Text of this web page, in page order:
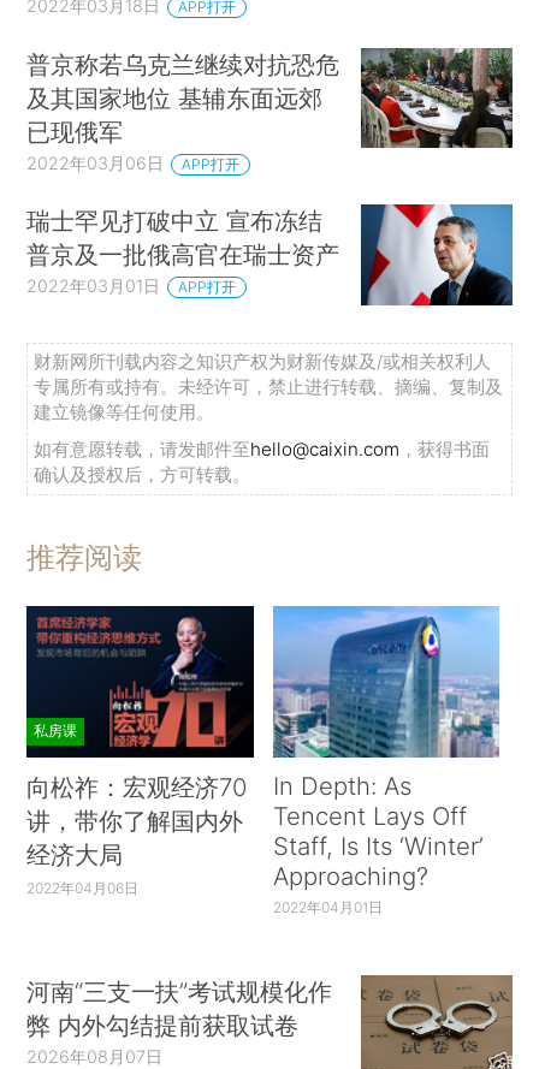
2022年03月18日 APP打开
普京称若乌克兰继续对抗恐危
及其国家地位 基辅东面远郊
已现俄军
2022年03月06日 APP打开
瑞士罕见打破中立 宣布冻结
普京及一批俄高官在瑞士资产
2022年03月01日 APP打开
财新网所刊载内容之知识产权为财新传媒及/或相关权利人
专属所有或持有。未经许可，禁止进行转载、摘编、复制及
建立镜像等任何使用。
如有意愿转载，请发邮件至hello@caixin.com ，获得书面
确认及授权后，方可转载。
推荐阅读
私房课
向松祚：宏观经济70
讲，带你了解国内外
经济大局
2022年04月06日
In Depth: As
Tencent Lays Off
Staff, Is Its ‘Winter’
Approaching?
2022年04月01日
河南“三支一扶”考试规模化作
弊 内外勾结提前获取试卷
2026年08月07日